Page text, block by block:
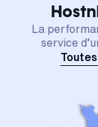
La
service